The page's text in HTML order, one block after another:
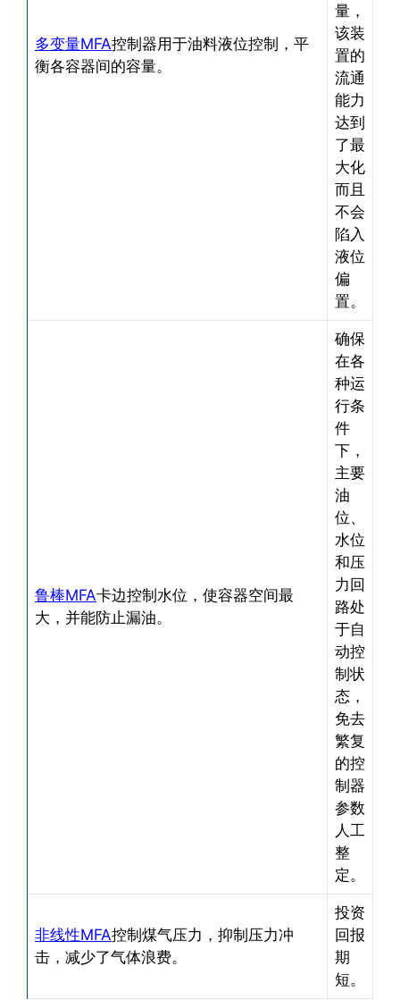
多变量MFA控制器用于油料液位控制，平
衡各容器间的容量。
量，
该装
置的
流通
能力
达到
了最
大化
而且
不会
陷入
液位
偏
置。
鲁棒MFA卡边控制水位，使容器空间最
大，并能防止漏油。
确保
在各
种运
行条
件
下，
主要
油
位、
水位
和压
力回
路处
于自
动控
制状
态，
免去
繁复
的控
制器
参数
人工
整
定。
非线性MFA控制煤气压力，抑制压力冲
击，减少了气体浪费。
投资
回报
期
短。